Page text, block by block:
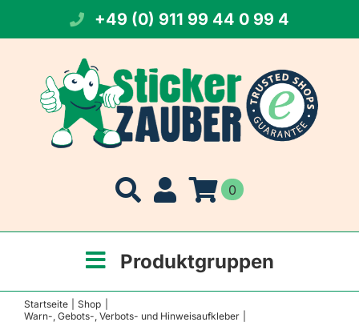
springen
+49 (0) 911 99 44 0 99 4
0
Produktgruppen
Startseite
Shop
Warn-, Gebots-, Verbots- und Hinweisaufkleber